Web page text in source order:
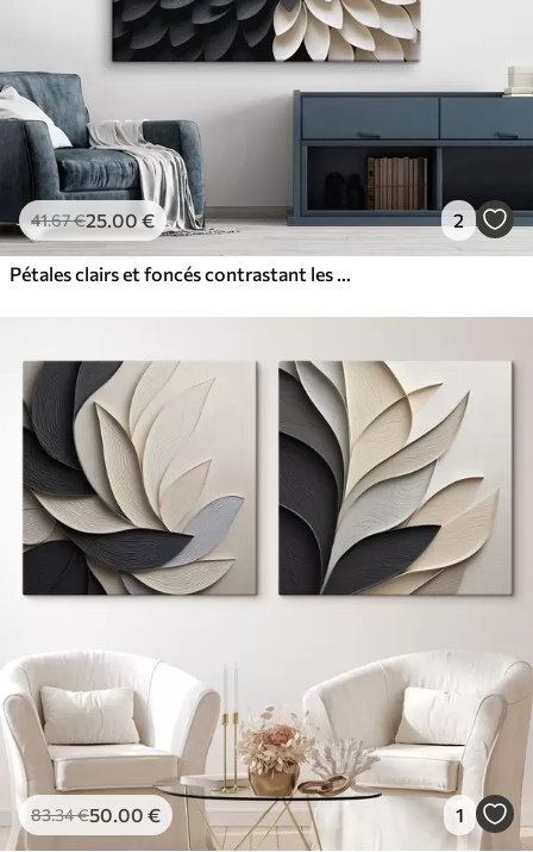
41.67€25.00€ 2
Pétales clairs et foncés contrastant les uns avec les autres, formant une fleur
83.34€50.00 € 1